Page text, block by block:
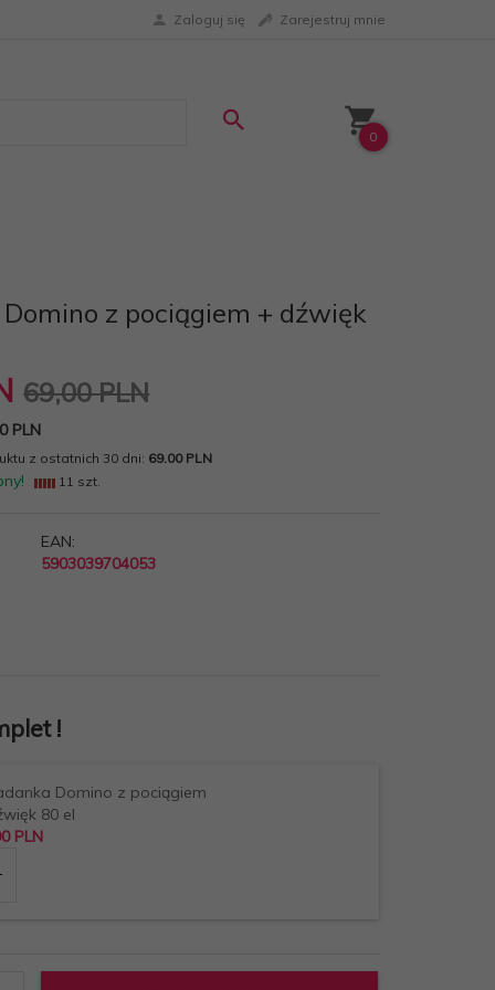
Zaloguj się Zarejestruj mnie
0
Domino z pociągiem + dźwięk
69,00 PLN
PLN
z ostatnich 30 dni: 69.00 PLN
11 szt.
EAN:
5903039704053
!
Domino z pociągiem
80 el
PLN